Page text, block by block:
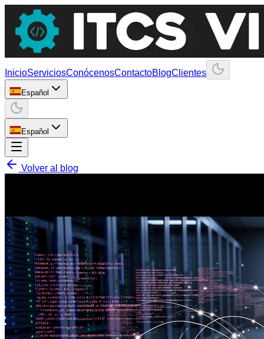
InicioServiciosConócenosContactoBlogClientes
Español
Español
Volver al blog